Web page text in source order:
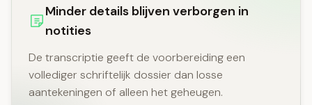
Minder details blijven verborgen in
notities
De transcriptie geeft de voorbereiding een
vollediger schriftelijk dossier dan losse
aantekeningen of alleen het geheugen.